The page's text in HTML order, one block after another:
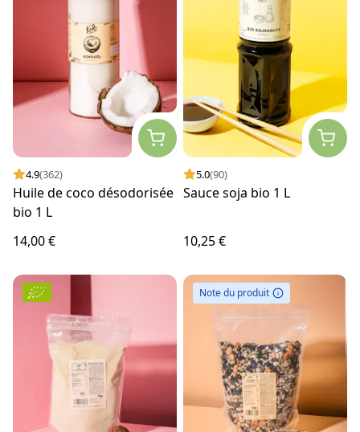
4.9(362)
Huile de coco désodorisée
bio 1 L
14,00 €
5.0(90)
Sauce soja bio 1 L
10,25 €
Note du produit